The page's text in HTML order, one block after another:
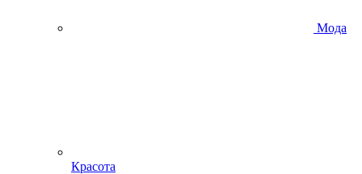
Мода
Красота